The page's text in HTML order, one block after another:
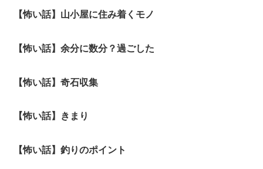
【怖い話】山小屋に住み着くモノ
【怖い話】余分に数分？過ごした
【怖い話】奇石収集
【怖い話】きまり
【怖い話】釣りのポイント